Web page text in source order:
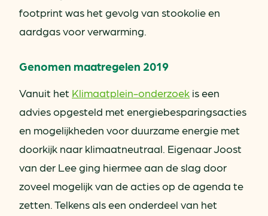
footprint was het gevolg van stookolie en
aardgas voor verwarming.
Genomen maatregelen 2019
Vanuit het Klimaatplein-onderzoek is een
advies opgesteld met energiebesparingsacties
en mogelijkheden voor duurzame energie met
doorkijk naar klimaatneutraal. Eigenaar Joost
van der Lee ging hiermee aan de slag door
zoveel mogelijk van de acties op de agenda te
zetten. Telkens als een onderdeel van het